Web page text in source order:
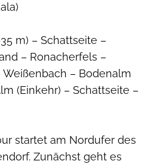
m) – Schattseite –
– Ronacherfels –
– Bodenalm
(Einkehr) – Schattseite –
startet am Nordufer des
Zunächst geht es